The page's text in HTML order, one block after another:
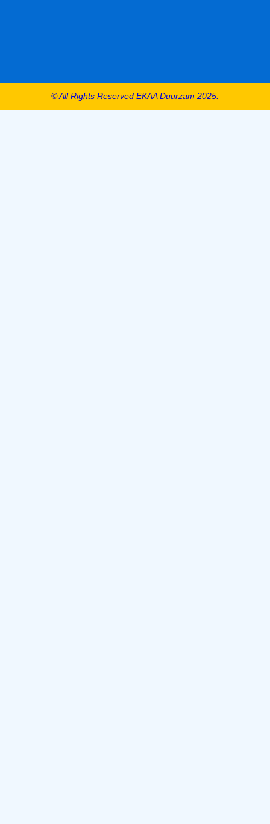
© All Rights Reserved EKAA Duurzam 2025.